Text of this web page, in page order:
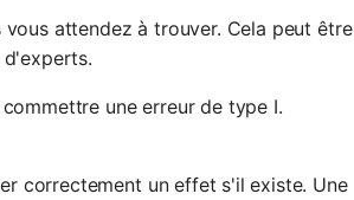
attendez à trouver. Cela peut être
d'experts.
une erreur de type I.
correctement un effet s'il existe. Une